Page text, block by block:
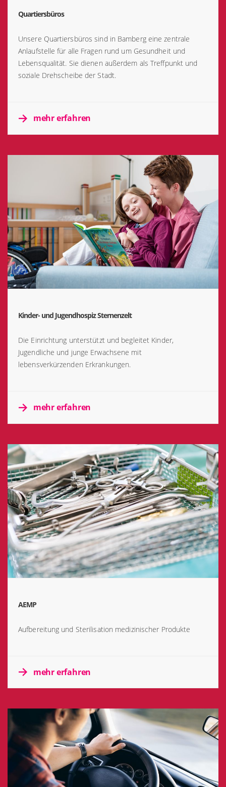
Quartiersbüros
Unsere Quartiersbüros sind in Bamberg eine zentrale
Anlaufstelle für alle Fragen rund um Gesundheit und
Lebensqualität. Sie dienen außerdem als Treffpunkt und
soziale Drehscheibe der Stadt.
mehr erfahren
Kinder- und Jugendhospiz Sternenzelt
Die Einrichtung unterstützt und begleitet Kinder,
Jugendliche und junge Erwachsene mit
lebensverkürzenden Erkrankungen.
mehr erfahren
AEMP
Aufbereitung und Sterilisation medizinischer Produkte
mehr erfahren